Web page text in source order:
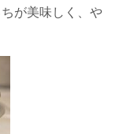
が美味しく、や